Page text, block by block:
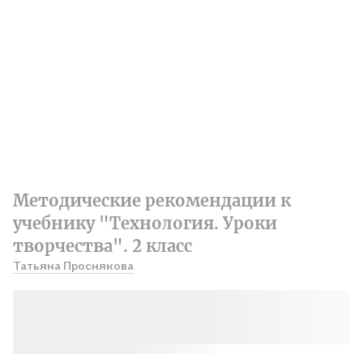
Методические рекомендации к
учебнику "Технология. Уроки
творчества". 2 класс
Татьяна Проснякова